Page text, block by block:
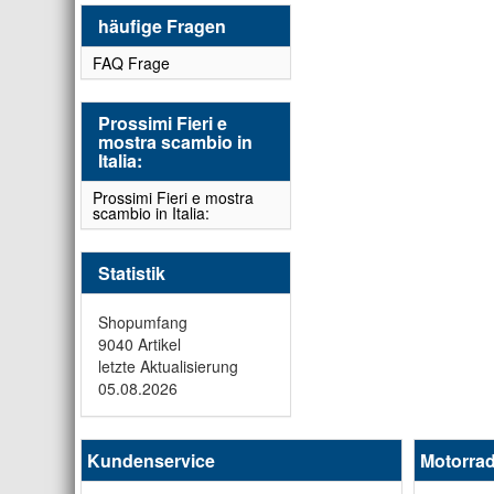
häufige Fragen
FAQ Frage
Prossimi Fieri e
mostra scambio in
Italia:
Prossimi Fieri e mostra
scambio in Italia:
Statistik
Shopumfang
9040 Artikel
letzte Aktualisierung
05.08.2026
Kundenservice